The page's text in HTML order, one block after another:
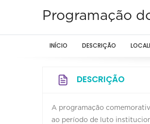
Programação
INÍCIO DESCRIÇÃO
DESCRIÇÃO
A programação
ao período de luto